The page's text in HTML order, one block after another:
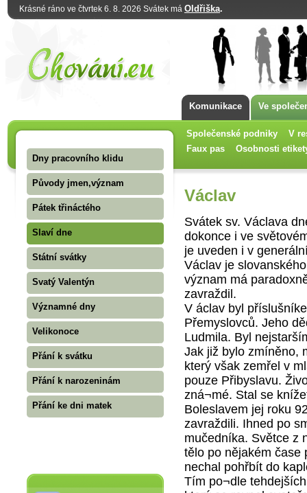
Krásné ráno ve čtvrtek 6. 8. 2026 Svátek má Oldřiška.
Komunikace Ve
Společenské podniky
V
Faux pas
Osobnosti
Dny pracovního klidu
Původy jmen,význam
Pátek třináctého
Slaví dne
Státní svátky
Svatý Valentýn
Významné dny
Velikonoce
Přání k svátku
Přání k narozeninám
Přání ke dni matek
Václav
Svátek sv. Václava
dokonce i ve
je uveden i v
Václav je
význam má
zavraždil.
V áclav byl
Přemyslovců. Jeho
Ludmila. Byl
Jak již bylo zmíněno,
který však zemřel v
pouze Přibyslavu.
zná¬mé. Stal se
Boleslavem jej roku
zavraždili. Ihned po
mučedníka. Světce z
tělo po nějakém čase
nechal pohřbít do
Tím po¬dle